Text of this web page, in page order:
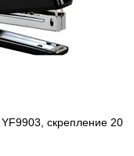
скрепление 20